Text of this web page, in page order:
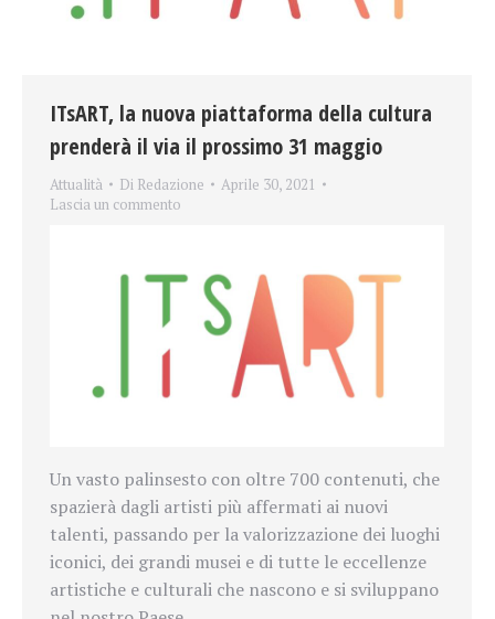
ITsART, la nuova piattaforma della cultura
prenderà il via il prossimo 31 maggio
Attualità Di Redazione
Aprile 30, 2021
Lascia un commento
Un vasto palinsesto con oltre 700 contenuti, che
spazierà dagli artisti più affermati ai nuovi
talenti, passando per la valorizzazione dei luoghi
iconici, dei grandi musei e di tutte le eccellenze
artistiche e culturali che nascono e si sviluppano